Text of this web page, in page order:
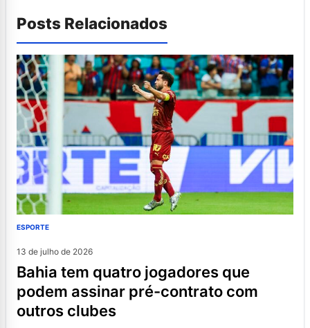
Posts Relacionados
ESPORTE
13 de julho de 2026
bahia tem quatro jogadores que
podem assinar pré-contrato com
outros clubes